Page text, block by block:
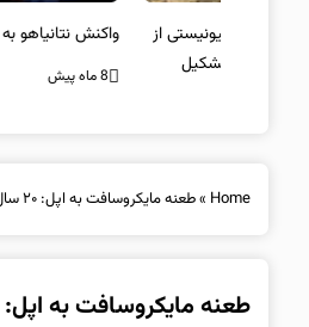
واکنش نتانیاهو به حمله استرالیا
Home
»طعنه مایکروسافت به اپل: ۲۰ سال پیش با ویندوز ویستا طراحی شیشه‌ای داشتیم
طعنه مایکروسافت به اپل: ۲۰ سال پیش با ویندوز ویستا طراحی شیشه‌ای داشتیم